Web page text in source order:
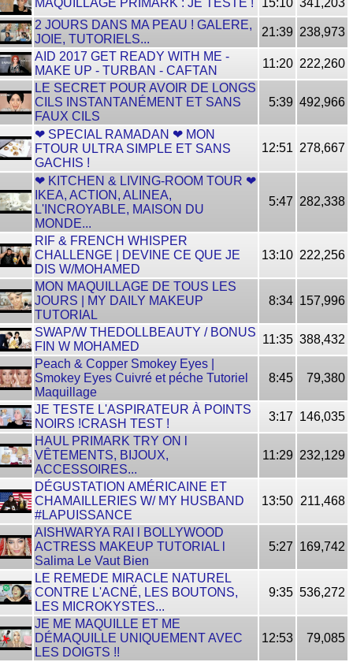
MAQUILLAGE PRIMARK : JE TESTE ! 15:10 341,203
2 JOURS DANS MA PEAU ! GALERE,
JOIE, TUTORIELS...
21:39 238,973
AID 2017 GET READY WITH ME -
MAKE UP - TURBAN - CAFTAN
11:20 222,260
LE SECRET POUR AVOIR DE LONGS
CILS INSTANTANÉMENT ET SANS
FAUX CILS
5:39 492,966
❤ SPECIAL RAMADAN ❤ MON
FTOUR ULTRA SIMPLE ET SANS
GACHIS !
12:51 278,667
❤ KITCHEN & LIVING-ROOM TOUR ❤
IKEA, ACTION, ALINEA,
L'INCROYABLE, MAISON DU
MONDE...
5:47 282,338
RIF & FRENCH WHISPER
CHALLENGE | DEVINE CE QUE JE
DIS W/MOHAMED
13:10 222,256
MON MAQUILLAGE DE TOUS LES
JOURS | MY DAILY MAKEUP
TUTORIAL
8:34 157,996
SWAP/W THEDOLLBEAUTY / BONUS
FIN W MOHAMED
11:35 388,432
Peach & Copper Smokey Eyes |
Smokey Eyes Cuivré et péche Tutoriel
Maquillage
8:45 79,380
JE TESTE L'ASPIRATEUR À POINTS
NOIRS !CRASH TEST !
3:17 146,035
HAUL PRIMARK TRY ON l
VÊTEMENTS, BIJOUX,
ACCESSOIRES...
11:29 232,129
DÉGUSTATION AMÉRICAINE ET
CHAMAILLERIES W/ MY HUSBAND
#LAPUISSANCE
13:50 211,468
AISHWARYA RAI l BOLLYWOOD
ACTRESS MAKEUP TUTORIAL l
Salima Le Vaut Bien
5:27 169,742
LE REMEDE MIRACLE NATUREL
CONTRE L'ACNÉ, LES BOUTONS,
LES MICROKYSTES...
9:35 536,272
JE ME MAQUILLE ET ME
DÉMAQUILLE UNIQUEMENT AVEC
LES DOIGTS !!
12:53 79,085